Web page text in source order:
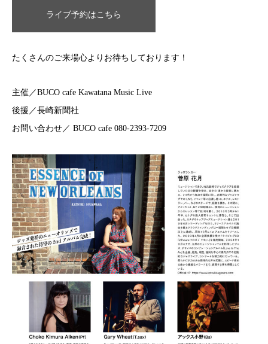
ライブ予約はこちら
たくさんのご来場心よりお待ちしております！
主催／BUCO cafe Kawatana Music Live
後援／長崎新聞社
お問い合わせ／ BUCO cafe 080-2393-7209